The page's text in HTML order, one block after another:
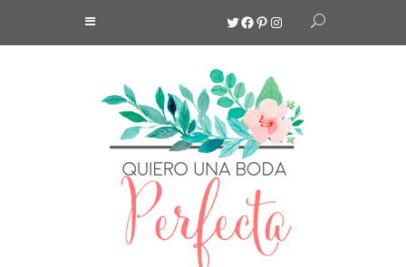
Twitter
Facebook
Pinterest
Instagram